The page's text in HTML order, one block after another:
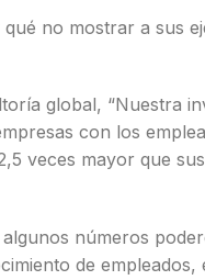
no mostrar a sus
global, “Nuestra
con los
veces mayor que
números
de